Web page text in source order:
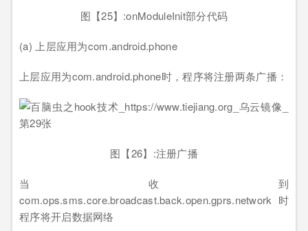
图【25】:onModuleInit部分代码
(a) 上层应用为com.android.phone
上层应用为com.android.phone时，程序将注册两条广播：
图【26】:注册广播
当收到
com.ops.sms.core.broadcast.back.open.gprs.network时
程序将开启数据网络